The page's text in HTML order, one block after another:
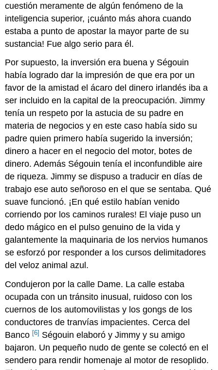
cuestión meramente de algún fenómeno de la
inteligencia superior, ¡cuánto más ahora cuando
estaba a punto de apostar la mayor parte de su
sustancia! Fue algo serio para él.
Por supuesto, la inversión era buena y Ségouin
había logrado dar la impresión de que era por un
favor de la amistad el ácaro del dinero irlandés iba a
ser incluido en la capital de la preocupación. Jimmy
tenía un respeto por la astucia de su padre en
materia de negocios y en este caso había sido su
padre quien primero había sugerido la inversión;
dinero a hacer en el negocio del motor, botes de
dinero. Además Ségouin tenía el inconfundible aire
de riqueza. Jimmy se dispuso a traducir en días de
trabajo ese auto señoroso en el que se sentaba. Qué
suave funcionó. ¡En qué estilo habían venido
corriendo por los caminos rurales! El viaje puso un
dedo mágico en el pulso genuino de la vida y
galantemente la maquinaria de los nervios humanos
se esforzó por responder a los cursos delimitadores
del veloz animal azul.
Condujeron por la calle Dame. La calle estaba
ocupada con un tránsito inusual, ruidoso con los
cuernos de los automovilistas y los gongs de los
conductores de tranvías impacientes. Cerca del
Banco [6] Ségouin elaboró y Jimmy y su amigo
bajaron. Un pequeño nudo de gente se colectó en el
sendero para rendir homenaje al motor de resoplido.